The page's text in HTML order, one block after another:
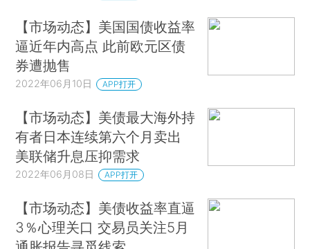
【市场动态】美国国债收益率
逼近年内高点 此前欧元区债
券遭抛售
2022年06月10日 APP打开
【市场动态】美债最大海外持
有者日本连续第六个月卖出
美联储升息压抑需求
2022年06月08日 APP打开
【市场动态】美债收益率直逼
3％心理关口 交易员关注5月